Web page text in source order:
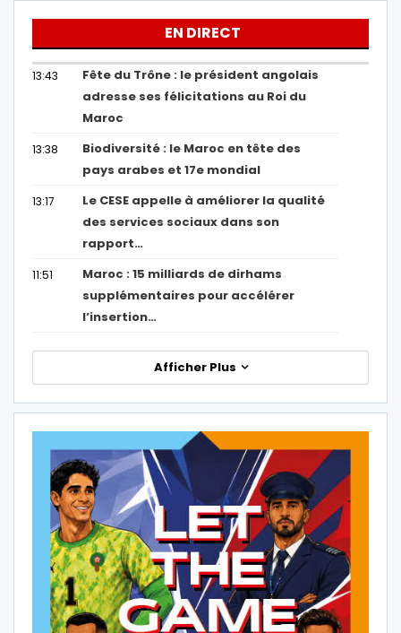
EN DIRECT
13:43
Fête du Trône : le président angolais
adresse ses félicitations au Roi du
Maroc
13:38
Biodiversité : le Maroc en tête des
pays arabes et 17e mondial
13:17
Le CESE appelle à améliorer la qualité
des services sociaux dans son
rapport…
11:51
Maroc : 15 milliards de dirhams
supplémentaires pour accélérer
l’insertion…
Afficher Plus